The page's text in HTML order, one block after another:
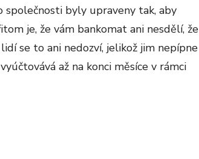
společnosti byly upraveny tak, aby
je, že vám bankomat ani nesdělí, že
se to ani nedozví, jelikož jim nepípne
až na konci měsíce v rámci